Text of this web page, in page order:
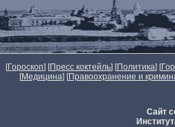
[Гороскоп] [Пресс коктейль] [Политика] [
[Медицина] [Правоохранение и
Сайт